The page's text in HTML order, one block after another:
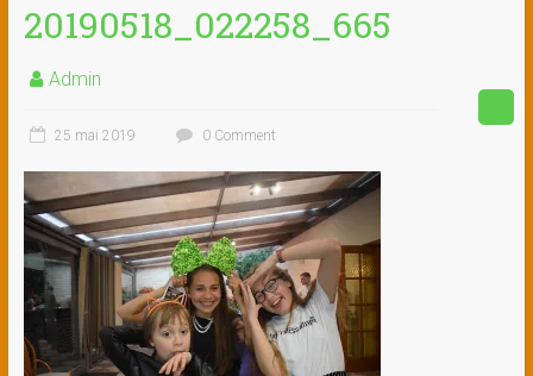
20190518_022258_665
Admin
25 mai 2019 0 Comment